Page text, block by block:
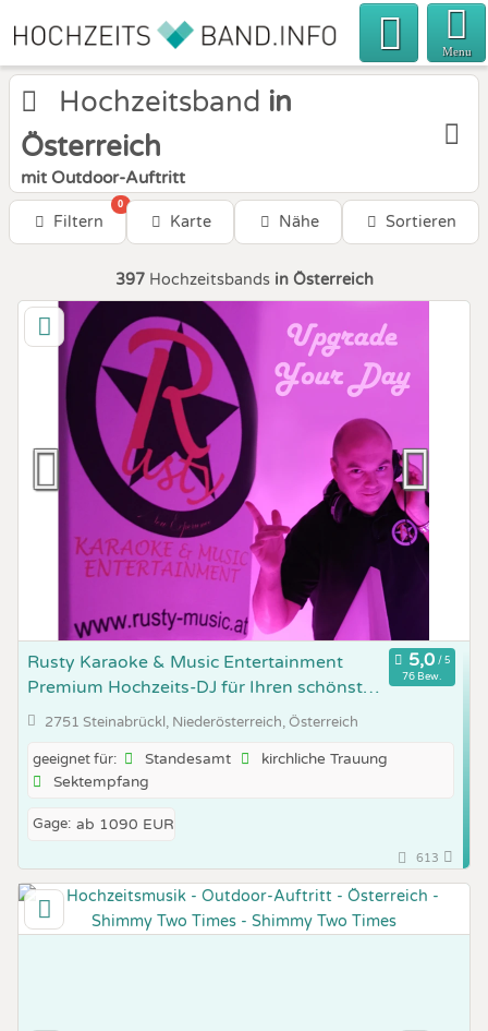
Menu
Hochzeitsband in
Österreich
mit Outdoor-Auftritt
Filtern
0
Karte Nähe Sortieren
397Hochzeitsbands in Österreich
Rusty Karaoke & Music Entertainment
Premium Hochzeits-DJ für Ihren schönsten
Tag
76 Bew.
2751 Steinabrückl, Niederösterreich, Österreich
geeignet für: Standesamt
kirchliche Trauung
Sektempfang
Gage: ab 1090 EUR
613